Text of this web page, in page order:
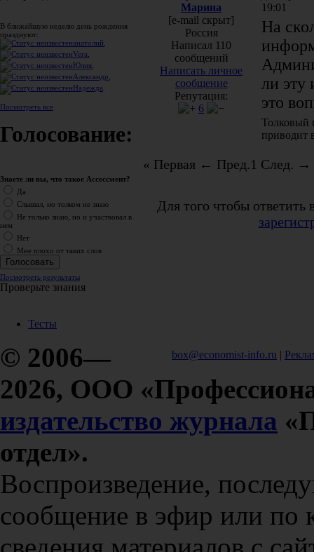
В ближайшую неделю день рождения
празднуют:
анатолий
Vera
Юлия
Александр
Надежда
Посмотреть все
Голосование:
Знаете ли вы, что такое Ассессмент?
Да
Слышал, но толком не знаю
Не только знаю, но и участвовал в
нем
Нет
Мне плохо от таких слов
Посмотреть результаты
Проверьте знания
Тесты
Марина
[e-mail скрыт]
Россия
Написал 110
сообщений
Написать личное
сообщение
Репутация:
6
19:01
На
ли эту
это
Толковый
приводит
« Первая ← Пред.1 След. →
Для того чтобы
box@economist-info.ru |
© 2006—
2026, ООО
издательство журнала
отдел».
Воспроизведение,
сообщение в эфир или по